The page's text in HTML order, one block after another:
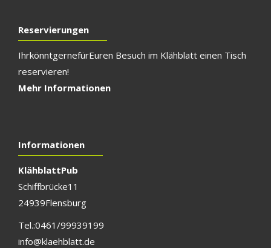
Reservierungen
Ihr könnt gerne für Euren Besuch im Klähblatt einen Tisch
reservieren!
Mehr Informationen
Informationen
Klähblatt Pub
Schiffbrücke 11
24939 Flensburg
Tel.: 0461/999 391 99
info@klaehblatt.de